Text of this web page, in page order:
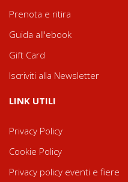
Prenota e ritira
Guida all'ebook
Gift Card
Iscriviti alla Newsletter
LINK UTILI
Privacy Policy
Cookie Policy
Privacy policy eventi e fiere